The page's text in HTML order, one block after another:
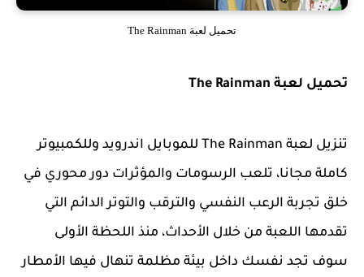
تحميل لعبة The Rainman
تحميل لعبة The Rainman
تنزيل لعبة The Rainman للموبايل اندرويد وللكمبيوتر
كاملة مجانا، تلعب الرسومات والمؤثرات دور محوري في
خلق تجربة الرعب النفسي والترقب والتوتر الدائم التي
تقدمها اللعبة من خلال الأحداث، منذ اللحظة الأولى
سوف تجد نفسك داخل بيئة مظلمة تنهال فيها الأمطار